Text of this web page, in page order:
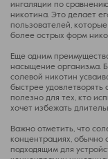
ингаляции по
никотина. Это делает
пользователей,
более острых форм
Еще одним
насыщение организма.
солевой никотин
быстрее удовлетворять
полезно для тех, кто
хочет избежать
Важно отметить, что
концентрациях, обычно
подходящим для